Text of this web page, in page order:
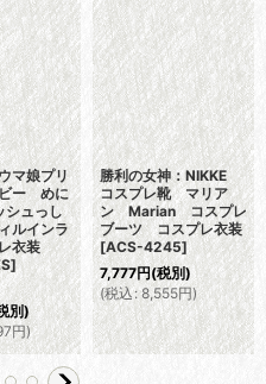
マ娘プリ
ー めに
シュっし
ルインラ
衣装
]
別)
円)
勝利の女神：NIKKE
コスプレ靴 マリア
ン Marian コスプレ
ブーツ コスプレ衣装
[ACS-4245]
7,777円(税別)
(税込: 8,555円)